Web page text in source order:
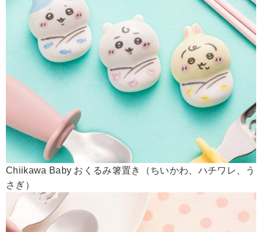
Chiikawa Baby おくるみ箸置き（ちいかわ、ハチワレ、う
さぎ）